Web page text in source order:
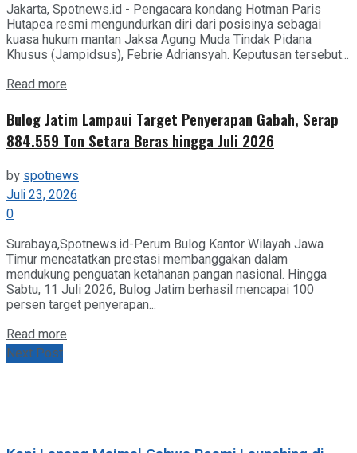
Jakarta, Spotnews.id - Pengacara kondang Hotman Paris
Hutapea resmi mengundurkan diri dari posisinya sebagai
kuasa hukum mantan Jaksa Agung Muda Tindak Pidana
Khusus (Jampidsus), Febrie Adriansyah. Keputusan tersebut...
Read more
Bulog Jatim Lampaui Target Penyerapan Gabah, Serap
884.559 Ton Setara Beras hingga Juli 2026
byspotnews
Juli 23, 2026
0
Surabaya,Spotnews.id-Perum Bulog Kantor Wilayah Jawa
Timur mencatatkan prestasi membanggakan dalam
mendukung penguatan ketahanan pangan nasional. Hingga
Sabtu, 11 Juli 2026, Bulog Jatim berhasil mencapai 100
persen target penyerapan...
Read more
Next Post